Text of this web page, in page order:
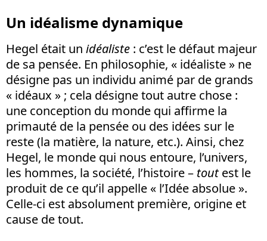
Un idéalisme dynamique
Hegel était un idéaliste : c’est le défaut majeur
de sa pensée. En philosophie, « idéaliste » ne
désigne pas un individu animé par de grands
« idéaux » ; cela désigne tout autre chose :
une conception du monde qui affirme la
primauté de la pensée ou des idées sur le
reste (la matière, la nature, etc.). Ainsi, chez
Hegel, le monde qui nous entoure, l’univers,
les hommes, la société, l’histoire – toutest le
produit de ce qu’il appelle « l’Idée absolue ».
Celle-ci est absolument première, origine et
cause de tout.